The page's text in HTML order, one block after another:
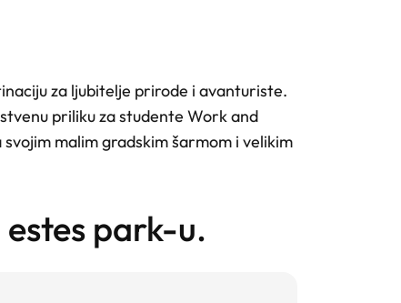
za ljubitelje prirode i avanturiste.
priliku za studente Work and
malim gradskim šarmom i velikim
park-u.